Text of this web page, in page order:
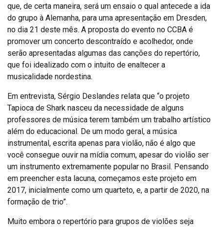
que, de certa maneira, será um ensaio o qual antecede a ida
do grupo à Alemanha, para uma apresentação em Dresden,
no dia 21 deste mês. A proposta do evento no CCBA é
promover um concerto descontraído e acolhedor, onde
serão apresentadas algumas das canções do repertório,
que foi idealizado com o intuito de enaltecer a
musicalidade nordestina.
Em entrevista, Sérgio Deslandes relata que “o projeto
Tapioca de Shark nasceu da necessidade de alguns
professores de música terem também um trabalho artístico
além do educacional. De um modo geral, a música
instrumental, escrita apenas para violão, não é algo que
você consegue ouvir na mídia comum, apesar do violão ser
um instrumento extremamente popular no Brasil. Pensando
em preencher esta lacuna, começamos este projeto em
2017, inicialmente como um quarteto, e, a partir de 2020, na
formação de trio”.
Muito embora o repertório para grupos de violões seja